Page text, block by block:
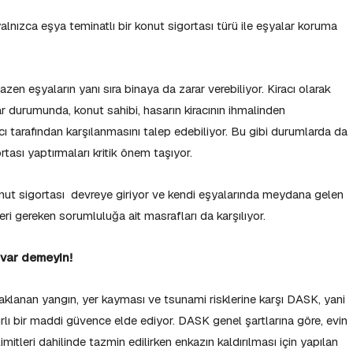
eşya teminatlı bir konut sigortası türü ile eşyalar koruma
eşyaların yanı sıra binaya da zarar verebiliyor. Kiracı olarak
konut sahibi, hasarın kiracının ihmalinden
tarafından karşılanmasını talep edebiliyor. Bu gibi durumlarda da
yaptırmaları kritik önem taşıyor.
sigortası devreye giriyor ve kendi eşyalarında meydana gelen
gereken sorumluluğa ait masrafları da karşılıyor.
demeyin!
yangın, yer kayması ve tsunami risklerine karşı DASK, yani
bir maddi güvence elde ediyor. DASK genel şartlarına göre, evin
dahilinde tazmin edilirken enkazın kaldırılması için yapılan